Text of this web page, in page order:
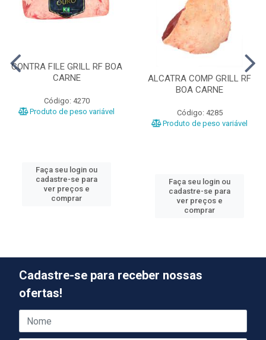
CONTRA FILE GRILL RF BOA
CARNE
Código: 4270
Produto de peso variável
Faça seu login ou
cadastre-se para
ver preços e
comprar
ALCATRA COMP GRILL RF
BOA CARNE
Código: 4285
Produto de peso variável
Faça seu login ou
cadastre-se para
ver preços e
comprar
Cadastre-se para receber nossas
ofertas!